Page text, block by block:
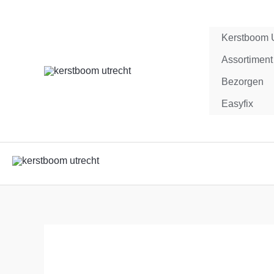
Kerstboom
Assortiment
Bezorgen
Easyfix